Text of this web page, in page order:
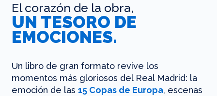
El corazón de la obra,
UN TESORO DE
EMOCIONES.
Un libro de gran formato revive los
momentos más gloriosos del Real Madrid: la
emoción de las 15 Copas de Europa, escenas